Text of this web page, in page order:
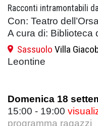
Racconti intramontabili
Con: Teatro dell’Orsa
A cura di: Biblioteca
Sassuolo Villa
Leontine
Domenica 18
15:00 - 19:00
programma ragazzi